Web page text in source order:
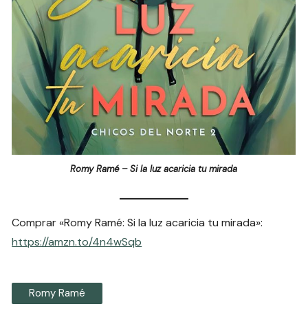
Romy Ramé – Si la luz acaricia tu mirada
Comprar «Romy Ramé: Si la luz acaricia tu mirada»:
https://amzn.to/4n4wSqb
Romy Ramé